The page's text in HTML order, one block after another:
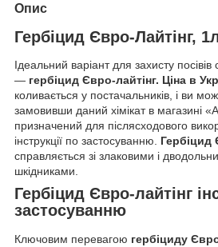
Опис
Гербіцид Євро-Лайтінг,
Ідеальний варіант для захисту
— гербіцид Євро-лайтінг. Ціна в
коливається у постачальників, і ви
замовивши даний хімікат в магазині
призначений для післясходового
інструкції по застосуванню. Гербіцид
справляється зі злаковими і
шкідниками.
Гербіцид Євро-лайтінг
застосуванню
Ключовим перевагою гербіциду